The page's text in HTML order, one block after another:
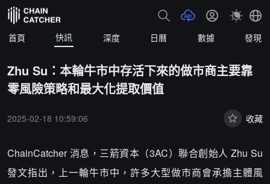
首頁 快訊 深度 日曆 數據 發現
Zhu Su：本輪牛市中存活下來的做市商主要靠
零風險策略和最大化提取價值
2025-02-18 10:59:06 收藏
ChainCatcher 消息，三箭資本（3AC）聯合創始人 Zhu Su
發文指出，上一輪牛市中，許多大型做市商會承擔主體風